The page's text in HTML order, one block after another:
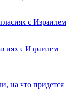
с Израилем